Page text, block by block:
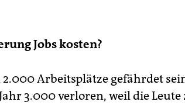
Jobs kosten?
Arbeitsplätze gefährdet
3.000 verloren, weil die Leute